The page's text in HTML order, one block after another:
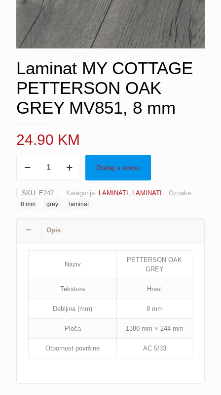
Laminat MY COTTAGE
PETTERSON OAK
GREY MV851, 8 mm
24.90 KM
MY
PETTERSON
OAK
GREY
količina
Dodaj u korpu
SKU: E242 Kategorije: LAMINATI , LAMINATI Oznake:
8 mm grey laminat
Opis
Naziv
PETTERSON OAK
GREY
Tekstura Hrast
Debljina (mm) 8 mm
Ploča 1380 mm × 244 mm
Otpornost površine AC 5/33